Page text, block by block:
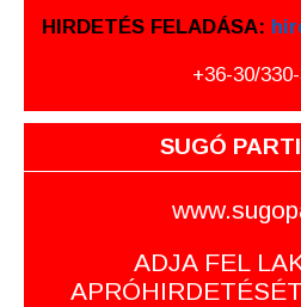
HIRDETÉS FELADÁSA:
+36-30/
SUGÓ
ADJA FEL